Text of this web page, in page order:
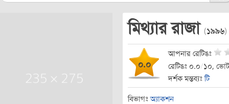
মিথ্যার রাজা (১৯৯৬)
০.০
আপনার রেটিঙঃ
রেটিঙঃ ০.০/১০,
দর্শক মন্তব্যঃটি
বিভাগঃ অ্যাকশন